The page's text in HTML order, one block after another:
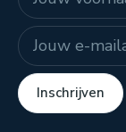
E-mailadres
Inschrijven